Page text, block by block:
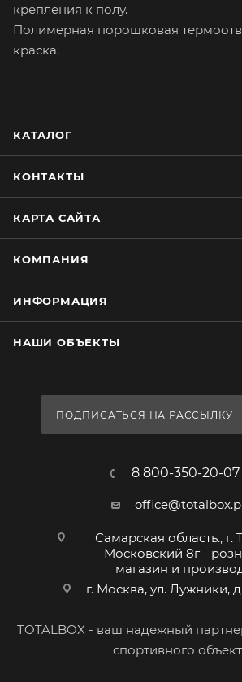
крепления к полу.
Полимерная порошковая
краска.
КАТАЛОГ
КОНТАКТЫ
КАРТА САЙТА
КОМПАНИЯ
ИНФОРМАЦИЯ
НАШИ ОБЪЕКТЫ
ПОДПИСАТЬСЯ НА РАССЫЛКУ
8 800-350-20-07
Самарская область., г.
Московский 8г -
магазин и
г. Москва, ул. Лужники,
TOTALBOX - ваш надежный
спортивного